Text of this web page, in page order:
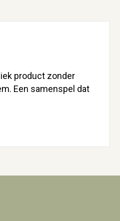
product zonder
Een samenspel dat